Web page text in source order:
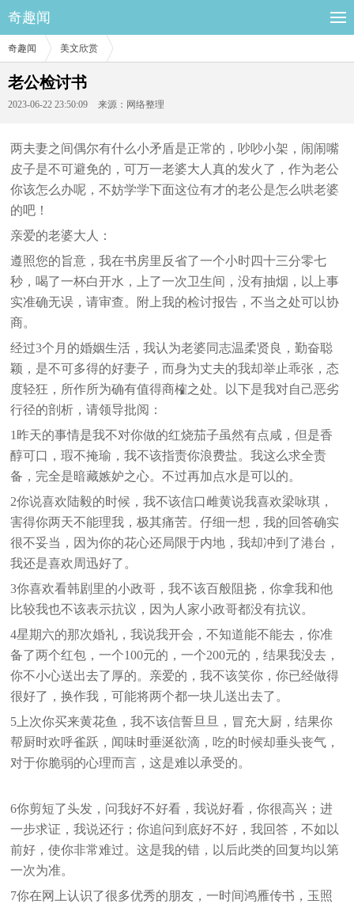
奇趣闻
奇趣闻 美文欣赏
老公检讨书
2023-06-22 23:50:09 来源：网络整理
两夫妻之间偶尔有什么小矛盾是正常的，吵吵小架，闹闹嘴
皮子是不可避免的，可万一老婆大人真的发火了，作为老公
你该怎么办呢，不妨学学下面这位有才的老公是怎么哄老婆
的吧！
亲爱的老婆大人：
遵照您的旨意，我在书房里反省了一个小时四十三分零七
秒，喝了一杯白开水，上了一次卫生间，没有抽烟，以上事
实准确无误，请审查。附上我的检讨报告，不当之处可以协
商。
经过3个月的婚姻生活，我认为老婆同志温柔贤良，勤奋聪
颖，是不可多得的好妻子，而身为丈夫的我却举止乖张，态
度轻狂，所作所为确有值得商榷之处。以下是我对自己恶劣
行径的剖析，请领导批阅：
1昨天的事情是我不对你做的红烧茄子虽然有点咸，但是香
醇可口，瑕不掩瑜，我不该指责你浪费盐。我这么求全责
备，完全是暗藏嫉妒之心。不过再加点水是可以的。
2你说喜欢陆毅的时候，我不该信口雌黄说我喜欢梁咏琪，
害得你两天不能理我，极其痛苦。仔细一想，我的回答确实
很不妥当，因为你的花心还局限于内地，我却冲到了港台，
我还是喜欢周迅好了。
3你喜欢看韩剧里的小政哥，我不该百般阻挠，你拿我和他
比较我也不该表示抗议，因为人家小政哥都没有抗议。
4星期六的那次婚礼，我说我开会，不知道能不能去，你准
备了两个红包，一个100元的，一个200元的，结果我没去，
你不小心送出去了厚的。亲爱的，我不该笑你，你已经做得
很好了，换作我，可能将两个都一块儿送出去了。
5上次你买来黄花鱼，我不该信誓旦旦，冒充大厨，结果你
帮厨时欢呼雀跃，闻味时垂涎欲滴，吃的时候却垂头丧气，
对于你脆弱的心理而言，这是难以承受的。
6你剪短了头发，问我好不好看，我说好看，你很高兴；进
一步求证，我说还行；你追问到底好不好，我回答，不如以
前好，使你非常难过。这是我的错，以后此类的回复均以第
一次为准。
7你在网上认识了很多优秀的朋友，一时间鸿雁传书，玉照